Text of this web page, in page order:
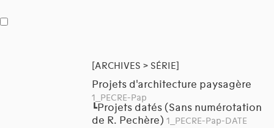
[ARCHIVES > SÉRIE]
Projets d'architecture paysagère
1_PECRE-Pap
┗Projets datés (Sans numérotation
de R. Pechère) 1_PECRE-Pap-DATE